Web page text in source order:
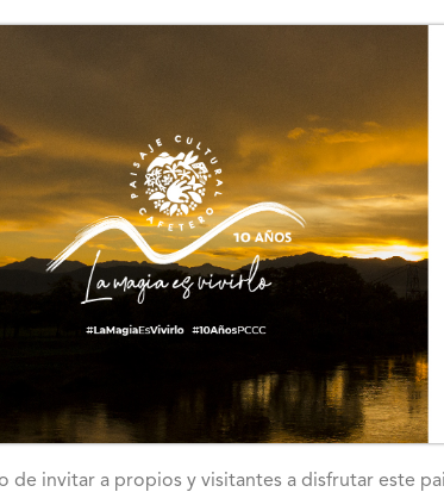
invitar a propios y visitantes a disfrutar este